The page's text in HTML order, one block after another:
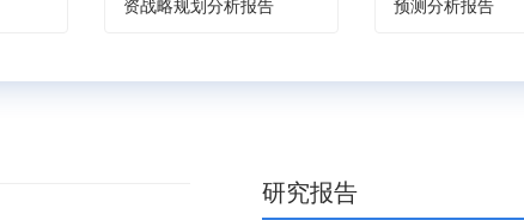
资战略规划分析报告
预测分析报告
研究报告